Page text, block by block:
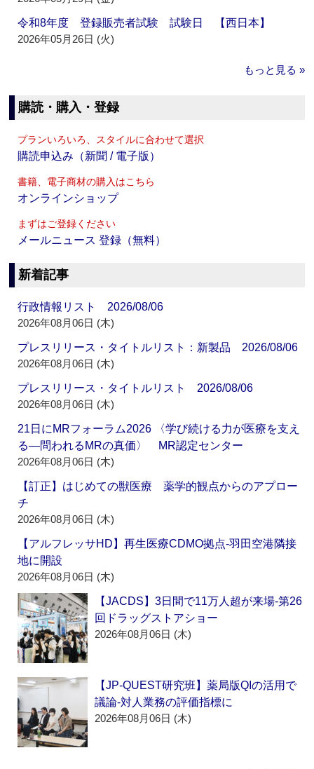
令和8年度 登録販売者試験 試験日 【西日本】
2026年05月26日 (火)
もっと見る »
購読・購入・登録
プランいろいろ、スタイルに合わせて選択
購読申込み（新聞 / 電子版）
書籍、電子商材の購入はこちら
オンラインショップ
まずはご登録ください
メールニュース 登録（無料）
新着記事
行政情報リスト 2026/08/06
2026年08月06日 (木)
プレスリリース・タイトルリスト：新製品 2026/08/06
2026年08月06日 (木)
プレスリリース・タイトルリスト 2026/08/06
2026年08月06日 (木)
21日にMRフォーラム2026 〈学び続ける力が医療を支え
る―問われるMRの真価〉 MR認定センター
2026年08月06日 (木)
【訂正】はじめての獣医療 薬学的観点からのアプロー
チ
2026年08月06日 (木)
【アルフレッサHD】再生医療CDMO拠点‐羽田空港隣接
地に開設
2026年08月06日 (木)
【JACDS】3日間で11万人超が来場‐第26
回ドラッグストアショー
2026年08月06日 (木)
【JP-QUEST研究班】薬局版QIの活用で
議論‐対人業務の評価指標に
2026年08月06日 (木)